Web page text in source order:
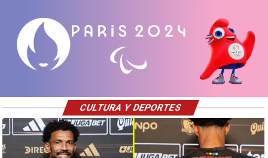
CULTURA Y DEPORTES